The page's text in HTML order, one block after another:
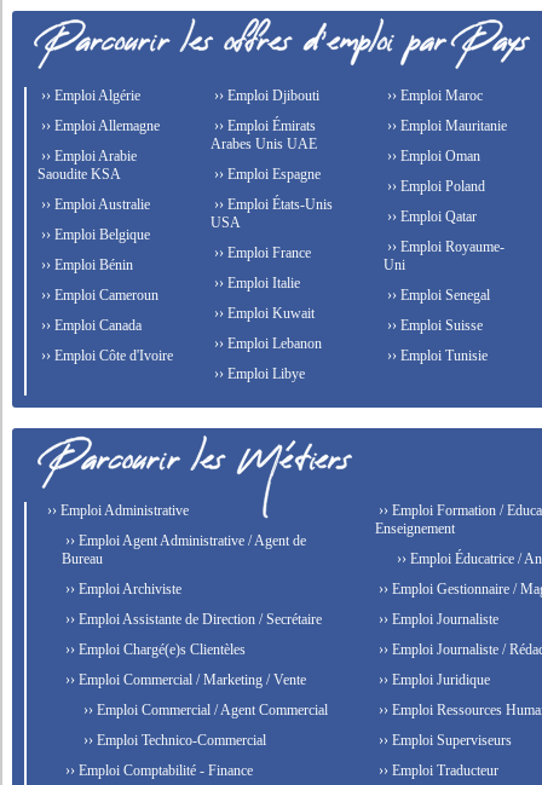
›› Emploi Algérie
›› Emploi Allemagne
›› Emploi Arabie
Saoudite KSA
›› Emploi Australie
›› Emploi Belgique
›› Emploi Bénin
›› Emploi Cameroun
›› Emploi Canada
›› Emploi Côte d'Ivoire
›› Emploi Djibouti
›› Emploi Émirats
Arabes Unis UAE
›› Emploi Espagne
›› Emploi États-Unis
USA
›› Emploi France
›› Emploi Italie
›› Emploi Kuwait
›› Emploi Lebanon
›› Emploi Libye
›› Emploi Maroc
›› Emploi Mauritanie
›› Emploi Oman
›› Emploi Poland
›› Emploi Qatar
›› Emploi Royaume-
Uni
›› Emploi Senegal
›› Emploi Suisse
›› Emploi Tunisie
›› Emploi Administrative
›› Emploi Agent Administrative / Agent de
Bureau
›› Emploi Archiviste
›› Emploi Assistante de Direction / Secrétaire
›› Emploi Chargé(e)s Clientèles
›› Emploi Commercial / Marketing / Vente
›› Emploi Commercial / Agent Commercial
›› Emploi Technico-Commercial
›› Emploi Comptabilité - Finance
›› Emploi Formation /
Enseignement
›› Emploi Éducatrice /
›› Emploi Gestionnaire /
›› Emploi Journaliste
›› Emploi Journaliste /
›› Emploi Juridique
›› Emploi Ressources
›› Emploi Superviseurs
›› Emploi Traducteur